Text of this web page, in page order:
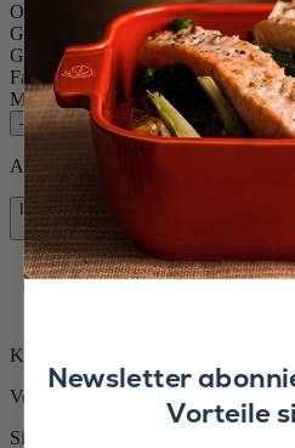
Oléron
Größe
14cm
Gewürz Trockenes Salz
Farbe
Natur
Menge
– +
Auf Lager und bereit, zu Ihnen nach
In den Warenkorb
47,90 €
Kostenlose Lieferung bei
Kostenlose Rücksendungen
Versand innerhalb von 24 bis 48
Sichere Zahlung
Newsletter
Vorteile